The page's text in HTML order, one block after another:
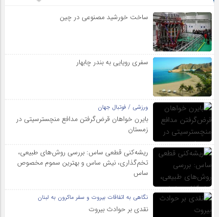
ساخت خورشید مصنوعی در چین
سفری رویایی به بندر چابهار
ورزشی / فوتبال جهان
بایرن خواهان قرض‌گرفتن مدافع منچسترسیتی در
زمستان
ریشه‌کنی قطعی ساس: بررسی روش‌های طبیعی،
تخم‌گذاری، نیش ساس و بهترین سموم مخصوص
ساس
نگاهی به اتفاقات بیروت و سفر ماکرون به لبنان
نقدی بر حوادث بیروت